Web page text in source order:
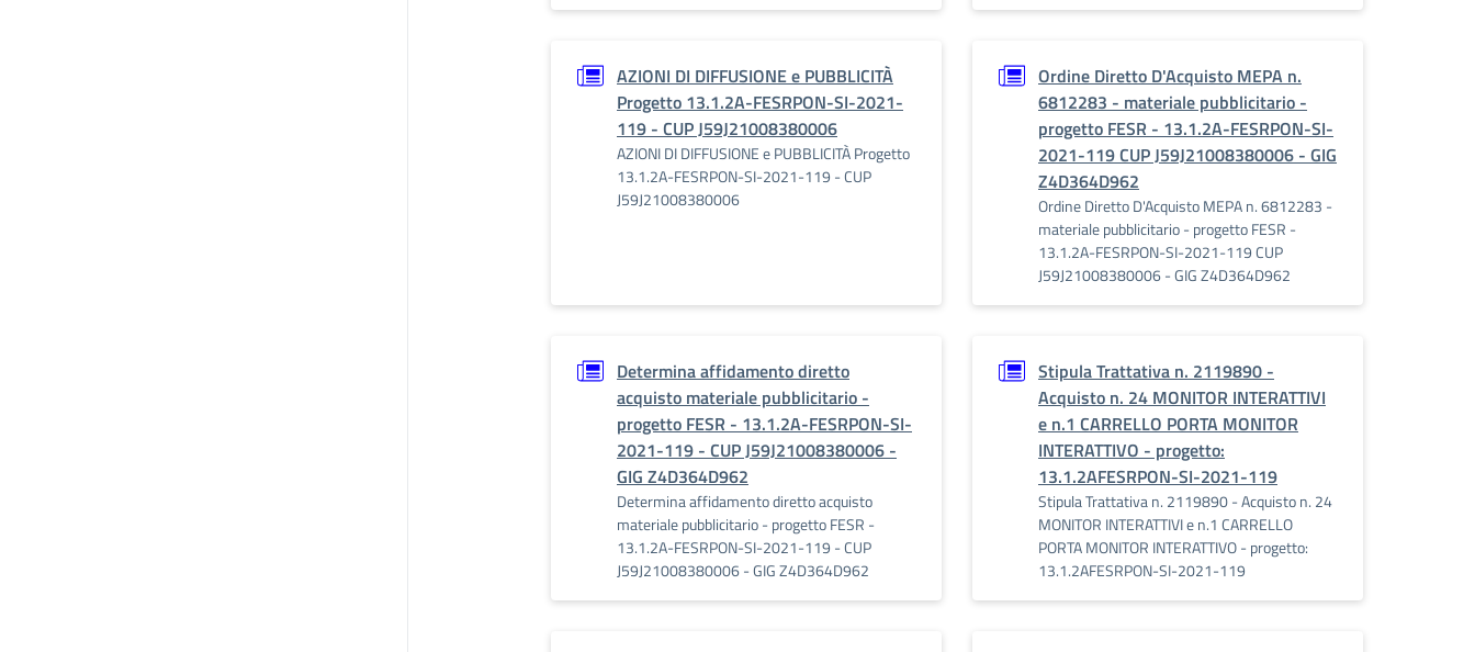
AZIONI DI DIFFUSIONE e PUBBLICITÀ
Progetto 13.1.2A-FESRPON-SI-2021-
119 - CUP J59J21008380006
AZIONI DI DIFFUSIONE e PUBBLICITÀ Progetto
13.1.2A-FESRPON-SI-2021-119 - CUP
J59J21008380006
Ordine Diretto D'Acquisto MEPA n.
6812283 - materiale pubblicitario -
progetto FESR - 13.1.2A-FESRPON-SI-
2021-119 CUP J59J21008380006 - GIG
Z4D364D962
Ordine Diretto D'Acquisto MEPA n. 6812283 -
materiale pubblicitario - progetto FESR -
13.1.2A-FESRPON-SI-2021-119 CUP
J59J21008380006 - GIG Z4D364D962
Determina affidamento diretto
acquisto materiale pubblicitario -
progetto FESR - 13.1.2A-FESRPON-SI-
2021-119 - CUP J59J21008380006 -
GIG Z4D364D962
Determina affidamento diretto acquisto
materiale pubblicitario - progetto FESR -
13.1.2A-FESRPON-SI-2021-119 - CUP
J59J21008380006 - GIG Z4D364D962
Stipula Trattativa n. 2119890 -
Acquisto n. 24 MONITOR INTERATTIVI
e n.1 CARRELLO PORTA MONITOR
INTERATTIVO - progetto:
13.1.2AFESRPON-SI-2021-119
Stipula Trattativa n. 2119890 - Acquisto n. 24
MONITOR INTERATTIVI e n.1 CARRELLO
PORTA MONITOR INTERATTIVO - progetto:
13.1.2AFESRPON-SI-2021-119